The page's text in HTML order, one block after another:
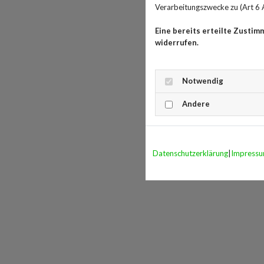
Verarbeitungszwecke zu (Art 6
Eine bereits erteilte
widerrufen.
Notwendig
Andere
Datenschutzerklärung